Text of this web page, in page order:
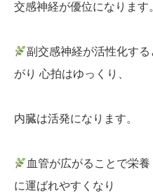
交感神経が優位になります
副交感神経が活性化す
がり 心拍はゆっくり、
内臓は活発になります。
血管が広がることで栄
に運ばれやすくなり